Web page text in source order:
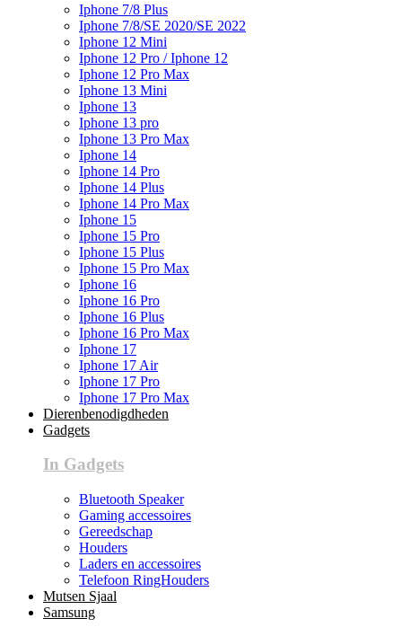
Iphone 7/8 Plus
Iphone 7/8/SE 2020/SE 2022
Iphone 12 Mini
Iphone 12 Pro / Iphone 12
Iphone 12 Pro Max
Iphone 13 Mini
Iphone 13
Iphone 13 pro
Iphone 13 Pro Max
Iphone 14
Iphone 14 Pro
Iphone 14 Plus
Iphone 14 Pro Max
Iphone 15
Iphone 15 Pro
Iphone 15 Plus
Iphone 15 Pro Max
Iphone 16
Iphone 16 Pro
Iphone 16 Plus
Iphone 16 Pro Max
Iphone 17
Iphone 17 Air
Iphone 17 Pro
Iphone 17 Pro Max
Dierenbenodigdheden
Gadgets
In Gadgets
Bluetooth Speaker
Gaming accessoires
Gereedschap
Houders
Laders en accessoires
Telefoon RingHouders
Mutsen Sjaal
Samsung